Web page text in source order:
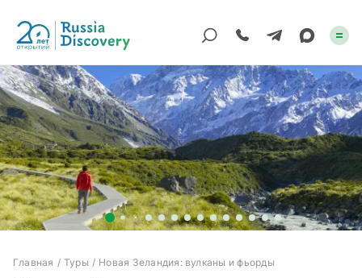
Каталог туров
По России
Регионы
По миру
Круизы
Главная Туры Новая Зеландия: вулканы и фьорды